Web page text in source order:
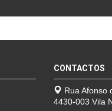
CONTACTOS
Rua Afonso
4430-003 Vila